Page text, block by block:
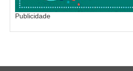
Publicidade